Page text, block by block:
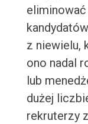
z niewielu,
ono nadal
lub
dużej
rekruterzy